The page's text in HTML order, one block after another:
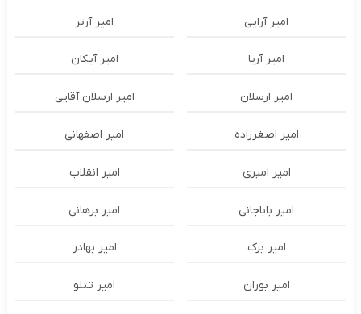
امیر آرایی امیر آرتر
امیر آریا امیر آیکان
امیر ارسلان امیر ارسلان آقایی
امیر اصغرزاده امیر اصفهانی
امیر امیری امیر انقلاب
امیر باباجانی امیر برهانی
امیر برک امیر بهادر
امیر بوران امیر تتلو